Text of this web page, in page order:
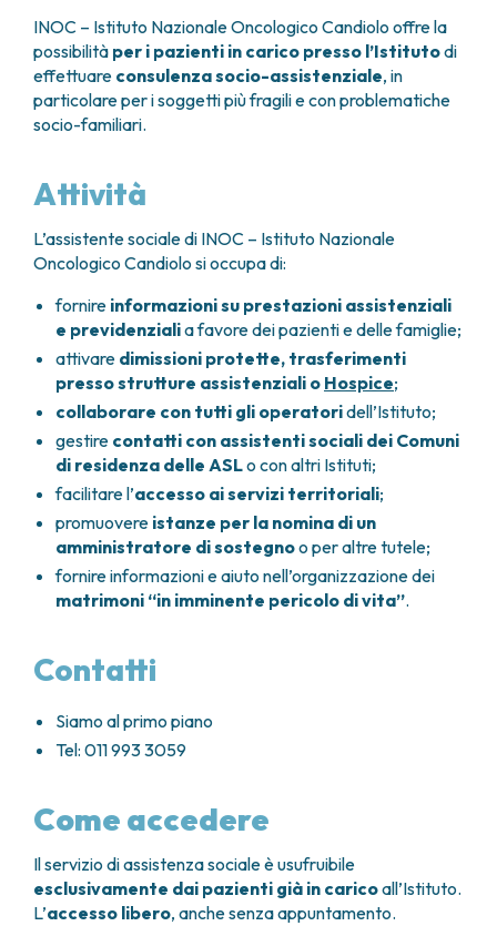
TUMORI TESTA E COLLO
TUMORI TIROIDE E GHIANDOLE ENDOCRINE
APPARATO GENITALE-RIPRODUTTIVO
ENDOMETRIOSI
TUMORI ENDOMETRIO
TUMORI OVAIO
TUMORI PROSTATA
TUMORI TESTICOLO
TUMORI VESCICA
TUMORI VULVA
TUMORI DI PELLE, SANGUE E TESSUTI
LEUCEMIE ACUTE
LINFOMI
MELANOMI
MESOTELIOMI
METASTASI DEL SISTEMA NERVOSO CENTRALE
MIELOMI
NEOPLASIE MIELODISPLASTICHE
NEOPLASIE MIELOPROLIFERATIVE CRONICHE
TUMORI OSSEI
AREE CHIRURGICHE
ANESTESIA E RIANIMAZIONE
BREAST UNIT
CENTRO PER I TUMORI DELL’OVAIO
CHIRURGIA ONCOLOGICA
CHIRURGIA TORACICA ONCOLOGICA
CHIRURGIA UROLOGICA
CHIRURGIA SENOLOGICA
GASTROENTEROLOGIA ED ENDOSCOPIA
DIGESTIVA
GINECOLOGIA ONCOLOGICA E TUMORI
EREDITARI
OTORINOLARINGOIATRIA
DIAGNOSTICA E SERVIZI
DIREZIONE ASSISTENZIALE E TECNICA
ANATOMIA PATOLOGICA
FARMACIA
FISICA SANITARIA
LABORATORIO ANALISI
MEDICINA NUCLEARE
CONSULENZE
CARDIOLOGIA
DIETETICA E NUTRIZIONE CLINICA
PSICOLOGIA
ALTRE CONSULENZE
RICERCA CLINICA
OSPITALITÀ SOLIDALE
ASSISTENTE SOCIALE
CANDIOLO CARES
I VOLONTARI
TECHNOLOGY TRANSFER OFFICE (TTO)
LABORATORI
GENOMICS CENTRE
PROGETTI INTERNAZIONALI
PROGETTI NAZIONALI
SOSTIENI LA RICERCA
HOSPICE
NEWS
INOC – Istituto Nazionale Oncologico Candiolo offre la
possibilità per i pazienti in carico presso l’Istitutodi
effettuare consulenza socio-assistenziale, in
particolare per i soggetti più fragili e con problematiche
socio-familiari.
Attività
L’assistente sociale di INOC – Istituto Nazionale
Oncologico Candiolo si occupa di:
fornire informazioni su prestazioni assistenziali
e previdenzialia favore dei pazienti e delle famiglie;
attivare dimissioni protette, trasferimenti
presso strutture assistenziali o Hospice;
collaborare con tutti gli operatoridell’Istituto;
gestire contatti con assistenti sociali dei Comuni
di residenza delle ASLo con altri Istituti;
facilitare l’accesso ai servizi territoriali;
promuovere istanze per la nomina di un
amministratore di sostegnoo per altre tutele;
fornire informazioni e aiuto nell’organizzazione dei
matrimoni “in imminente pericolo di vita”.
Contatti
Siamo al primo piano
Tel: 011 993 3059
Come accedere
Il servizio di assistenza sociale è usufruibile
esclusivamente dai pazienti già in caricoall’Istituto.
L’accesso libero, anche senza appuntamento.